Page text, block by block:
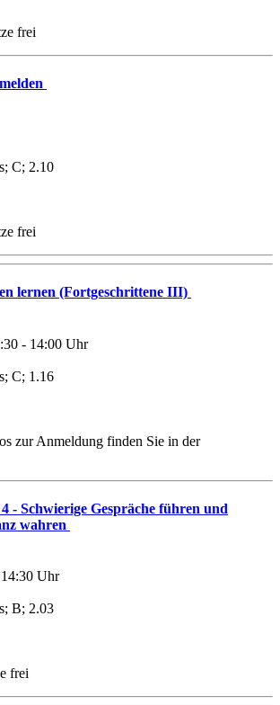
frei
C; 2.10
frei
lernen (Fortgeschrittene III)
- 14:00 Uhr
C; 1.16
zur Anmeldung finden Sie in der
- Schwierige Gespräche führen und
wahren
Uhr
B; 2.03
frei